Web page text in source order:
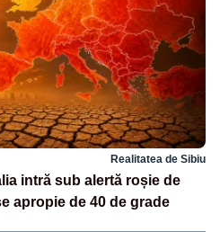
Realitatea de Sibiu
intră sub alertă roșie de
apropie de 40 de grade